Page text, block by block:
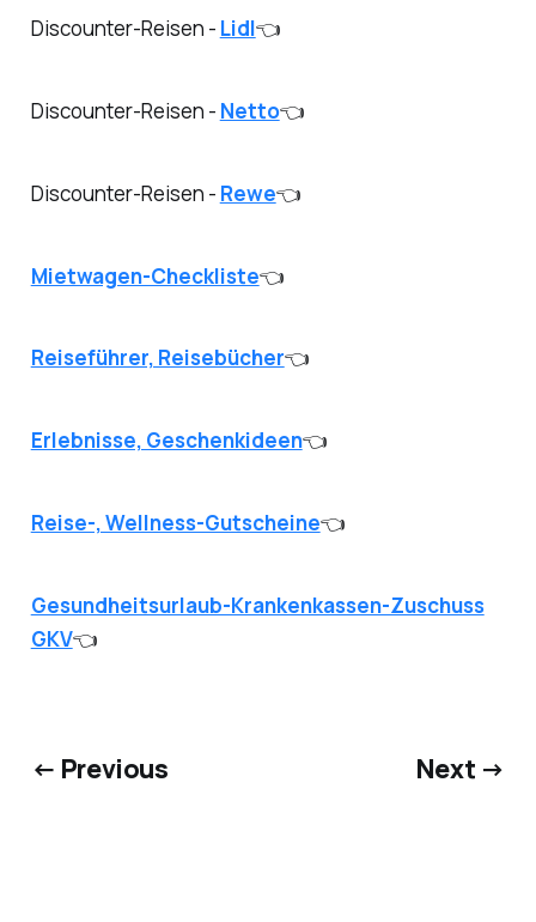
Discounter-Reisen - Lidl👈
Discounter-Reisen - Netto👈
Discounter-Reisen - Rewe👈
Mietwagen-Checkliste👈
Reiseführer, Reisebücher👈
Erlebnisse, Geschenkideen👈
Reise-, Wellness-Gutscheine👈
Gesundheitsurlaub-Krankenkassen-Zuschuss
GKV👈
← Previous Next →